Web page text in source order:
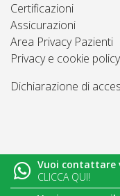
Certificazioni
Assicurazioni
Area Privacy Pazienti
Privacy e cookie
Dichiarazione di
© 2026Martini Centro
Vuoi contattare
CLICCA QUI!